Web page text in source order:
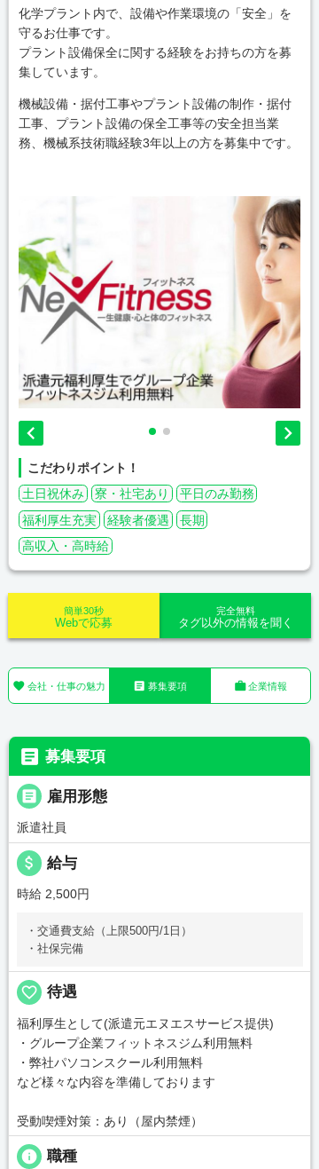
化学プラント内で、設備や作業環境の「安全」を
守るお仕事です。
プラント設備保全に関する経験をお持ちの方を募
集しています。
機械設備・据付工事やプラント設備の制作・据付
工事、プラント設備の保全工事等の安全担当業
務、機械系技術職経験3年以上の方を募集中です。
 
こだわりポイント！
土日祝休み
寮・社宅あり
平日のみ勤務
福利厚生充実
経験者優遇
長期
高収入・高時給
完全無料
タグ以外の情報を聞く
簡単30秒
Webで応募
 会社・仕事の魅力  募集要項 企業情報
 募集要項
 雇用形態
派遣社員
attach_money 給与
時給 2,500円
・交通費支給（上限500円/1日）
・社保完備
favorite_border 待遇
福利厚生として(派遣元エヌエスサービス提供)
・グループ企業フィットネスジム利用無料
・弊社パソコンスクール利用無料
など様々な内容を準備しております
受動喫煙対策：あり（屋内禁煙）
info 職種